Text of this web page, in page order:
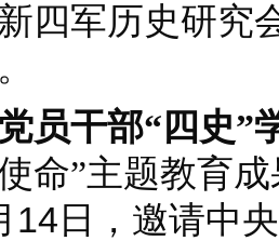
四军历史研究
员干部“四史”
命”主题教育
14 日，邀请中